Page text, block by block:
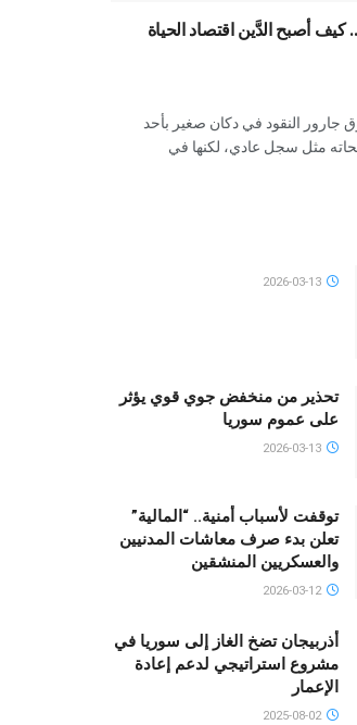
أصبح الدَّين اقتصاد الحياة
جارور النقود في دكان صغير بأحد
مثل سجل عادي، لكنها في
تحذير من منخفض جوي قوي يؤثر
على عموم سوريا
توقفت لأسباب أمنية.. “المالية”
تعلن بدء صرف معاشات المدنيين
والعسكريين المنشقين
2026-03-12
أذربيجان تضخ الغاز إلى سوريا في
مشروع استراتيجي لدعم إعادة
الإعمار
2025-08-02